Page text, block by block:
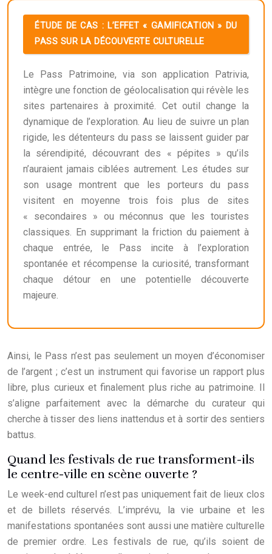
ÉTUDE DE CAS : L’EFFET « GAMIFICATION » DU
PASS SUR LA DÉCOUVERTE CULTURELLE
Le Pass Patrimoine, via son application Patrivia,
intègre une fonction de géolocalisation qui révèle les
sites partenaires à proximité. Cet outil change la
dynamique de l’exploration. Au lieu de suivre un plan
rigide, les détenteurs du pass se laissent guider par
la sérendipité, découvrant des « pépites » qu’ils
n’auraient jamais ciblées autrement. Les études sur
son usage montrent que les porteurs du pass
visitent en moyenne trois fois plus de sites
« secondaires » ou méconnus que les touristes
classiques. En supprimant la friction du paiement à
chaque entrée, le Pass incite à l’exploration
spontanée et récompense la curiosité, transformant
chaque détour en une potentielle découverte
majeure.
Ainsi, le Pass n’est pas seulement un moyen d’économiser
de l’argent ; c’est un instrument qui favorise un rapport plus
libre, plus curieux et finalement plus riche au patrimoine. Il
s’aligne parfaitement avec la démarche du curateur qui
cherche à tisser des liens inattendus et à sortir des sentiers
battus.
Quand les festivals de rue transforment-ils
le centre-ville en scène ouverte ?
Le week-end culturel n’est pas uniquement fait de lieux clos
et de billets réservés. L’imprévu, la vie urbaine et les
manifestations spontanées sont aussi une matière culturelle
de premier ordre. Les festivals de rue, qu’ils soient de